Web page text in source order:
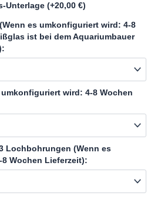
Unterlage (+20,00 €)
es umkonfiguriert wird: 4-8
ist bei dem Aquariumbauer
wird: 4-8 Wochen
Lochbohrungen (Wenn es
Wochen Lieferzeit):